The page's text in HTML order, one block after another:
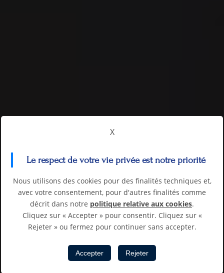
X
Le respect de votre vie privée est notre priorité
Nous utilisons des cookies pour des finalités techniques et,
avec votre consentement, pour d'autres finalités comme
décrit dans notre politique relative aux cookies.
Cliquez sur « Accepter » pour consentir. Cliquez sur «
Rejeter » ou fermez pour continuer sans accepter.
Accepter Rejeter